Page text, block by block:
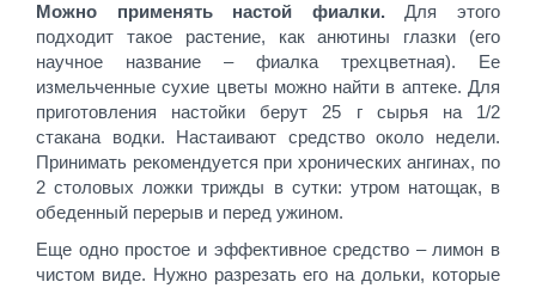
Можно применять настой фиалки.Для этого
подходит такое растение, как анютины глазки (его
научное название – фиалка трехцветная). Ее
измельченные сухие цветы можно найти в аптеке. Для
приготовления настойки берут 25 г сырья на 1/2
стакана водки. Настаивают средство около недели.
Принимать рекомендуется при хронических ангинах, по
2 столовых ложки трижды в сутки: утром натощак, в
обеденный перерыв и перед ужином.
Еще одно простое и эффективное средство – лимон в
чистом виде. Нужно разрезать его на дольки, которые